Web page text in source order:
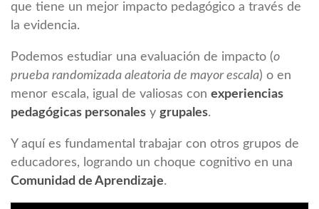
que tiene un mejor impacto pedagógico a través de
la evidencia.
Podemos estudiar una evaluación de impacto (o
prueba randomizada aleatoria de mayor escala) o en
menor escala, igual de valiosas con experiencias
pedagógicas personales y grupales.
Y aquí es fundamental trabajar con otros grupos de
educadores, logrando un choque cognitivo en una
Comunidad de Aprendizaje.